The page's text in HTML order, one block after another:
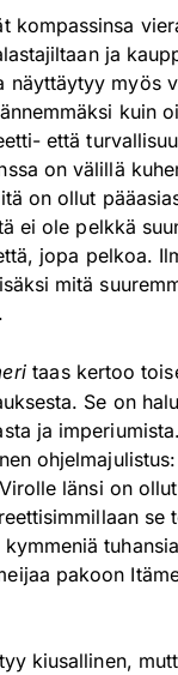
kompassinsa
ja
näyttäytyy myös
kuin
että
on välillä
on ollut
ei ole pelkkä
jopa pelkoa.
mitä
taas kertoo
Se on
ja
länsi on
se
pakoon
kiusallinen,